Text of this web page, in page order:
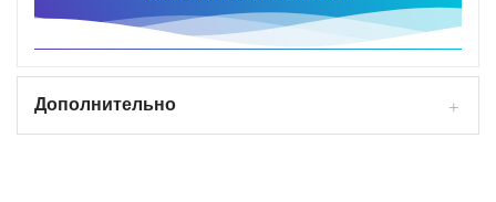
Дополнительно